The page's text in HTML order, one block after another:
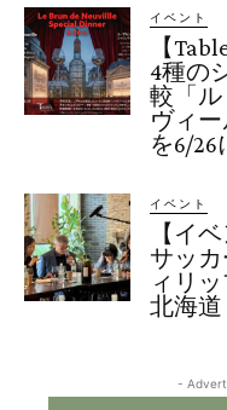
イベント
【
4種の
較「
ヴィ
を6/26
イベント
【イ
サッ
ィリ
北海道
-